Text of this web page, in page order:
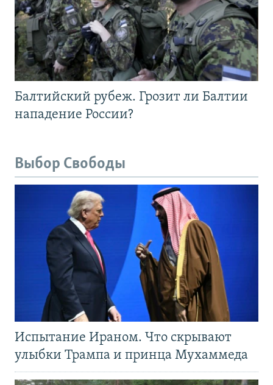
Балтийский рубеж. Грозит ли Балтии
нападение России?
Выбор Свободы
Испытание Ираном. Что скрывают
улыбки Трампа и принца Мухаммеда